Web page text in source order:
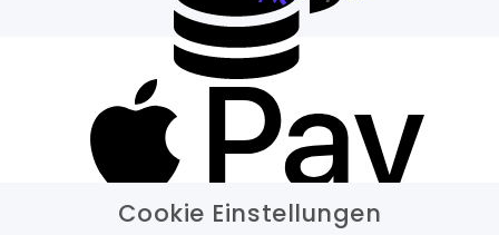
Cookie Einstellungen